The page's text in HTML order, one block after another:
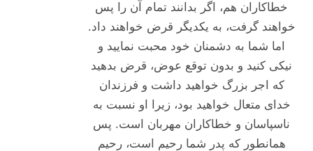
خطاکاران هم، اگر بدانند تمام آن را پس
خواهند گرفت، به یکدیگر قرض خواهند داد.
اما شما به دشمنان خود محبت نمایید و
نیکی کنید و بدون توقع عوض، قرض بدهید
که اجر بزرگ خواهید داشت و فرزندان
خدای متعال خواهید بود، زیرا او نسبت به
ناسپاسان و خطاکاران مهربان است. پس
همانطور که پدر شما رحیم است، رحیم